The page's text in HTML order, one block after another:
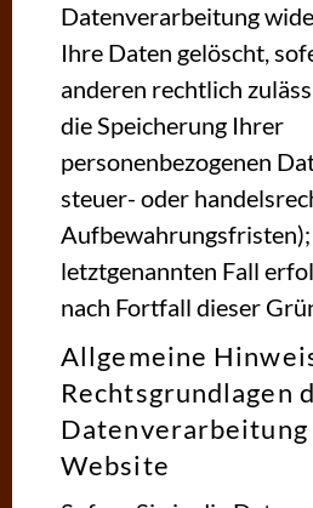
Datenverarbeitung
Ihre Daten gelöscht,
anderen rechtlich
die Speicherung Ihrer
personenbezogenen
steuer- oder
letztgenannten Fall
nach Fortfall dieser
Allgemeine
Rechtsgrundlagen
Datenverarbeitung
Website